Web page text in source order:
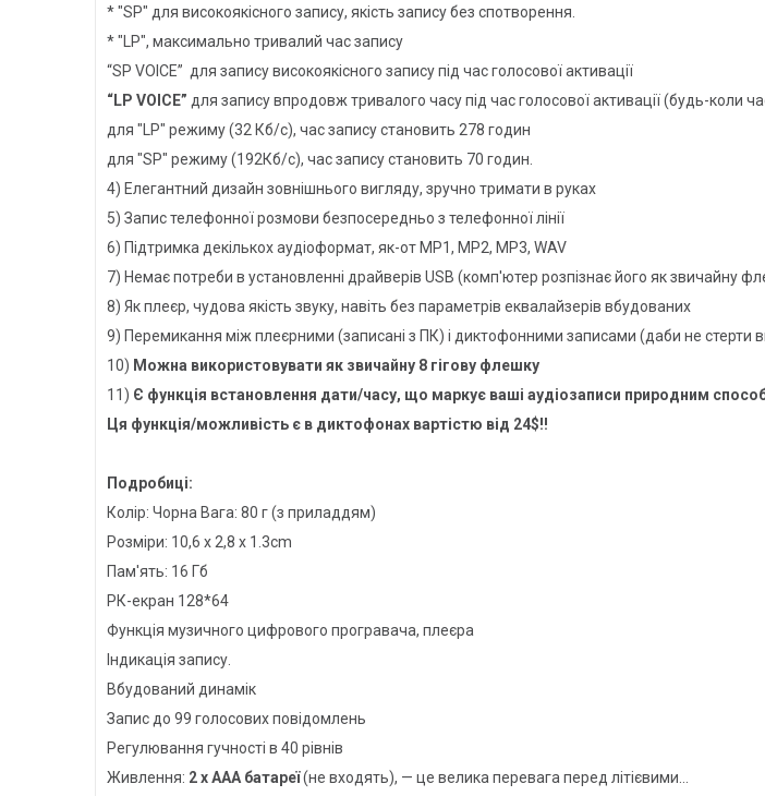
* "SP" для високоякісного запису, якість запису без спотворення.
* "LP", максимально тривалий час запису
“SP VOICE” для запису високоякісного запису під час голосової активації
“LP VOICE” для запису впродовж тривалого часу під час голосової активації (будь-
для "LP" режиму (32 Кб/с), час запису становить 278 годин
для "SP" режиму (192Кб/с), час запису становить 70 годин.
4) Елегантний дизайн зовнішнього вигляду, зручно тримати в руках
5) Запис телефонної розмови безпосередньо з телефонної лінії
6) Підтримка декількох аудіоформат, як-от MP1, MP2, MP3, WAV
7) Немає потреби в установленні драйверів USB (комп'ютер розпізнає його як звичайну
8) Як плеєр, чудова якість звуку, навіть без параметрів еквалайзерів вбудованих
9) Перемикання між плеєрними (записані з ПК) і диктофонними записами (даби не стерти
10) Можна використовувати як звичайну 8 гігову флешку
11) Є функція встановлення дати/часу, що маркує ваші аудіозаписи природним
Ця функція/можливість є в диктофонах вартістю від 24$!!
Подробиці:
Колір: Чорна Вага: 80 г (з приладдям)
Розміри: 10,6 х 2,8 х 1.3cm
Пам'ять: 16 Гб
РК-екран 128*64
Функція музичного цифрового програвача, плеєра
Індикація запису.
Вбудований динамік
Запис до 99 голосових повідомлень
Регулювання гучності в 40 рівнів
Живлення: 2 х ААА батареї(не входять), — це велика перевага перед літієвими...